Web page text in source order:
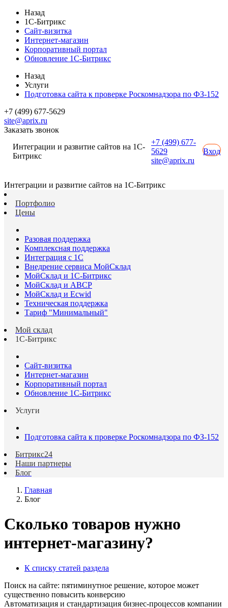
Назад
1С-Битрикс
Сайт-визитка
Интернет-магазин
Корпоративный портал
Обновление 1С-Битрикс
Назад
Услуги
Подготовка сайта к проверке Роскомнадзора по ФЗ-152
+7 (499) 677-5629
site@aprix.ru
Заказать звонок
Интеграции и развитие сайтов на 1С-
Битрикс
+7 (499) 677-
5629
site@aprix.ru
Вход
Интеграции и развитие сайтов на 1С-Битрикс
Портфолио
Цены
Разовая поддержка
Комплексная поддержка
Интеграция с 1С
Внедрение сервиса МойСклад
МойСклад и 1С-Битрикс
МойСклад и ABCP
МойСклад и Ecwid
Техническая поддержка
Тариф "Минимальный"
Мой склад
1С-Битрикс
Сайт-визитка
Интернет-магазин
Корпоративный портал
Обновление 1С-Битрикс
Услуги
Подготовка сайта к проверке Роскомнадзора по ФЗ-152
Битрикс24
Наши партнеры
Блог
Главная
Блог
Сколько товаров нужно
интернет-магазину?
К списку статей раздела
Поиск на сайте: пятиминутное решение, которое может
существенно повысить конверсию
Автоматизация и стандартизация бизнес-процессов компании